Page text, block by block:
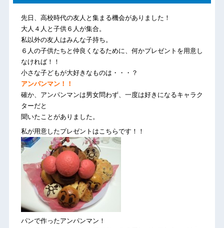
先日、高校時代の友人と集まる機会がありました！
大人４人と子供６人が集合。
私以外の友人はみんな子持ち。
６人の子供たちと仲良くなるために、何かプレゼントを用意し
なければ！！
小さな子どもが大好きなものは・・・？
アンパンマン！！
確か、アンパンマンは男女問わず、一度は好きになるキャラク
ターだと
聞いたことがありました。
私が用意したプレゼントはこちらです！！
パンで作ったアンパンマン！